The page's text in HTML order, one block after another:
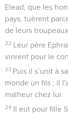
Elead, que les
pays, tuèrent
de leurs troupeaux.
22 Leur père
vinrent pour le
23 Puis il s’unit à
monde un fils ; il
malheur chez lui.
24 Il eut pour fille